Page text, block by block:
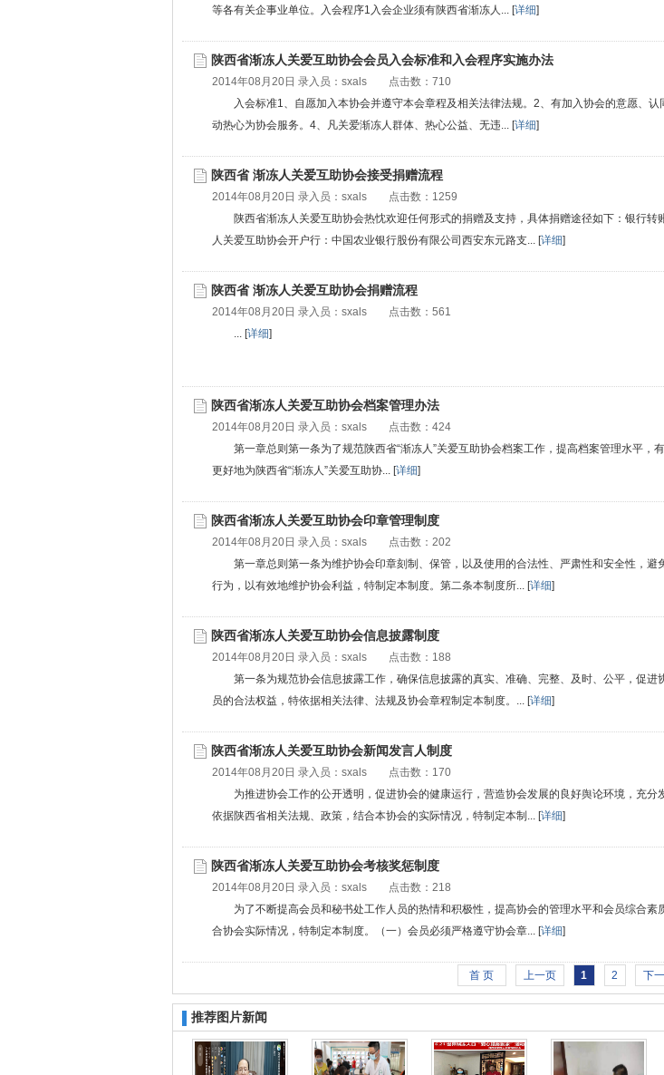
等各有关企事业单位。入会程序1入会企业须有陕西省渐冻人... [详细]
陕西省渐冻人关爱互助协会会员入会标准和入会程序实施办法
2014年08月20日 录入员： sxals点击数：710
入会标准1、自愿加入本协会并遵守本会章程及相关法律法规。2、有加入协会的意愿、认
动热心为协会服务。4、凡关爱渐冻人群体、热心公益、无违... [详细]
陕西省 渐冻人关爱互助协会接受捐赠流程
2014年08月20日 录入员： sxals点击数：1259
陕西省渐冻人关爱互助协会热忱欢迎任何形式的捐赠及支持，具体捐赠途径如下：银行转
人关爱互助协会开户行：中国农业银行股份有限公司西安东元路支... [详细]
陕西省 渐冻人关爱互助协会捐赠流程
2014年08月20日 录入员： sxals点击数：561
... [详细]
陕西省渐冻人关爱互助协会档案管理办法
2014年08月20日 录入员： sxals点击数：424
第一章总则第一条为了规范陕西省“渐冻人”关爱互助协会档案工作，提高档案管理水平，
更好地为陕西省“渐冻人”关爱互助协... [详细]
陕西省渐冻人关爱互助协会印章管理制度
2014年08月20日 录入员： sxals点击数：202
第一章总则第一条为维护协会印章刻制、保管，以及使用的合法性、严肃性和安全性，避
行为，以有效地维护协会利益，特制定本制度。第二条本制度所... [详细]
陕西省渐冻人关爱互助协会信息披露制度
2014年08月20日 录入员： sxals点击数：188
第一条为规范协会信息披露工作，确保信息披露的真实、准确、完整、及时、公平，促进
员的合法权益，特依据相关法律、法规及协会章程制定本制度。... [详细]
陕西省渐冻人关爱互助协会新闻发言人制度
2014年08月20日 录入员： sxals点击数：170
为推进协会工作的公开透明，促进协会的健康运行，营造协会发展的良好舆论环境，充分
依据陕西省相关法规、政策，结合本协会的实际情况，特制定本制... [详细]
陕西省渐冻人关爱互助协会考核奖惩制度
2014年08月20日 录入员： sxals点击数：218
为了不断提高会员和秘书处工作人员的热情和积极性，提高协会的管理水平和会员综合素
合协会实际情况，特制定本制度。（一）会员必须严格遵守协会章... [详细]
首 页 上一页 1 2 下
推荐图片新闻